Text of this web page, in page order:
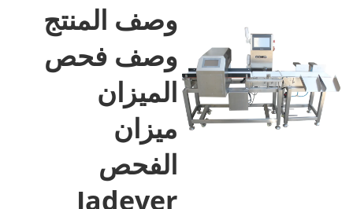
وصف المنتج
وصف فحص
الميزان
ميزان
الفحص
Jadever